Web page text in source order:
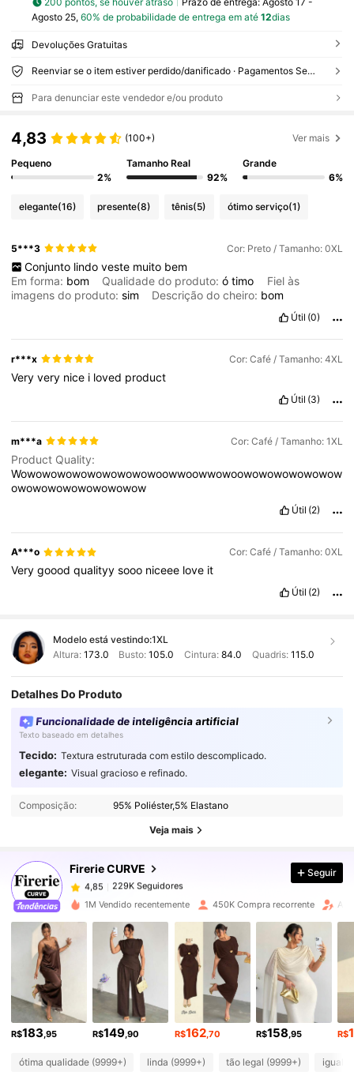
Agosto 25, 60% de probabilidade de entrega em até 12dias
Devoluções Gratuitas
Reenviar se o item estiver perdido/danificado · Pagamentos Seguros · Proteção de privacidade
Para denunciar este vendedor e/ou produto
4,83 (100+) Ver mais
Pequeno
2%
Tamanho Real
92%
Grande
6%
elegante(16) presente(8) tênis(5) ótimo serviço(1)
5***3 Cor: Preto / Tamanho: 0XL
Conjunto lindo veste muito bem
Em forma: bom Qualidade do produto:ótimo
Fiel às
imagens do produto:sim Descrição do cheiro: bom
Útil (0)
r***x Cor: Café / Tamanho: 4XL
Veryvery nice i loved product
Útil (3)
m***a Cor: Café / Tamanho: 1XL
Product Quality:
Wowowowowowowowowowoowwoowwowoowowowowowowow
owowowowowowowowow
Útil (2)
A***o Cor: Café / Tamanho: 0XL
Verygooodqualityysooo niceee love it
Útil (2)
Modelo está vestindo:1XL
Altura: 173.0 Busto:105.0 Cintura: 84.0 Quadris: 115.0
Detalhes Do Produto
Funcionalidade de inteligência artificial
Texto baseado em detalhes
Tecido: Textura estruturada com estilo descomplicado.
elegante: Visual gracioso e refinado.
Composição: 95% Poliéster,5% Elastano
Veja mais
Firerie CURVE
4,85 229K Seguidores
229K Seguidores
4,85
229K Seguidores
5***1 pago 1 dia atrás
4,85 229K Seguidores
4,85 229K Seguidores
4,85 229K Seguidores
229K Seguidores
Seguir
1M Vendido recentemente 450K Compra recorrente
R$183,95 R$149,90 R$162,70 R$158,95 R$
ótima qualidade (9999+) linda (9999+) tão legal (9999+) igual a